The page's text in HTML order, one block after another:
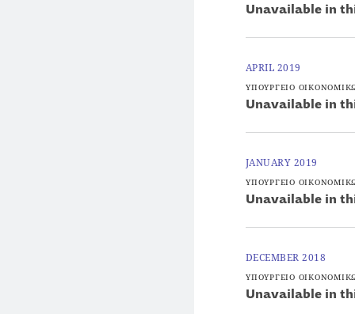
Unavailable in
APRIL 2019
ΥΠΟΥΡΓΕΙΟ
Unavailable in
JANUARY 2019
ΥΠΟΥΡΓΕΙΟ
Unavailable in
DECEMBER 2018
ΥΠΟΥΡΓΕΙΟ
Unavailable in